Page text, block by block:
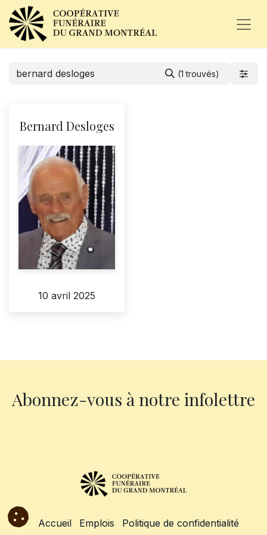
(1 trouvés)
Bernard Desloges
10 avril 2025
Abonnez-vous à notre infolettre
Accueil Emplois Politique de confidentialité